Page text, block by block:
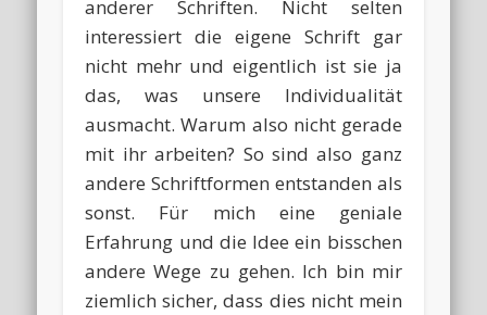
anderer Schriften. Nicht selten
interessiert die eigene Schrift gar
nicht mehr und eigentlich ist sie ja
das, was unsere Individualität
ausmacht. Warum also nicht gerade
mit ihr arbeiten? So sind also ganz
andere Schriftformen entstanden als
sonst. Für mich eine geniale
Erfahrung und die Idee ein bisschen
andere Wege zu gehen. Ich bin mir
ziemlich sicher, dass dies nicht mein